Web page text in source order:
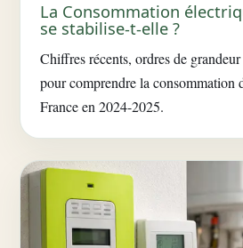
La Consommation
se stabilise-t-elle ?
Chiffres récents, ordres de
pour comprendre la consommation
France en 2024-2025.